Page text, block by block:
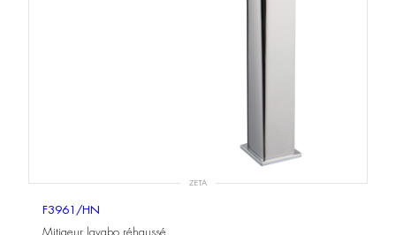
ZETA
F3961/HN
Mitigeur lavabo réhaussé